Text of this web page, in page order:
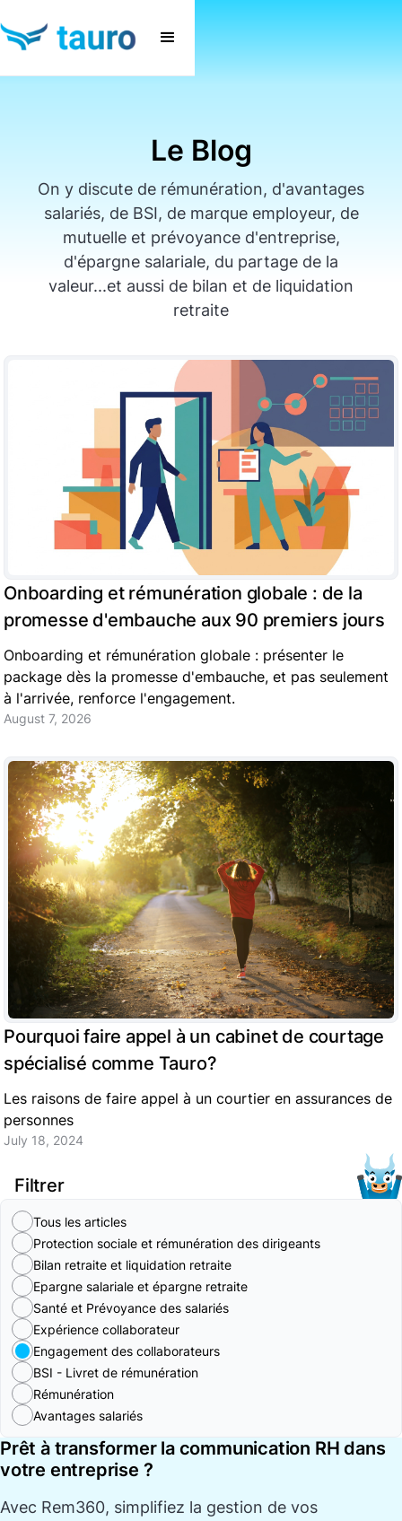
Le Blog
On y discute de rémunération, d'avantages
salariés, de BSI, de marque employeur, de
mutuelle et prévoyance d'entreprise,
d'épargne salariale, du partage de la
valeur...et aussi de bilan et de liquidation
retraite
Filtrer
Tous les articles
Protection sociale et rémunération des dirigeants
Bilan retraite et liquidation retraite
Epargne salariale et épargne retraite
Santé et Prévoyance des salariés
Expérience collaborateur
Engagement des collaborateurs
BSI - Livret de rémunération
Rémunération
Avantages salariés
Onboarding et rémunération globale : de la
promesse d'embauche aux 90 premiers jours
Onboarding et rémunération globale : présenter le
package dès la promesse d'embauche, et pas seulement
à l'arrivée, renforce l'engagement.
August 7, 2026
Pourquoi faire appel à un cabinet de courtage
spécialisé comme Tauro?
Les raisons de faire appel à un courtier en assurances de
personnes
July 18, 2024
Prêt à transformer la communication RH dans
votre entreprise ?
Avec Rem360, simplifiez la gestion de vos